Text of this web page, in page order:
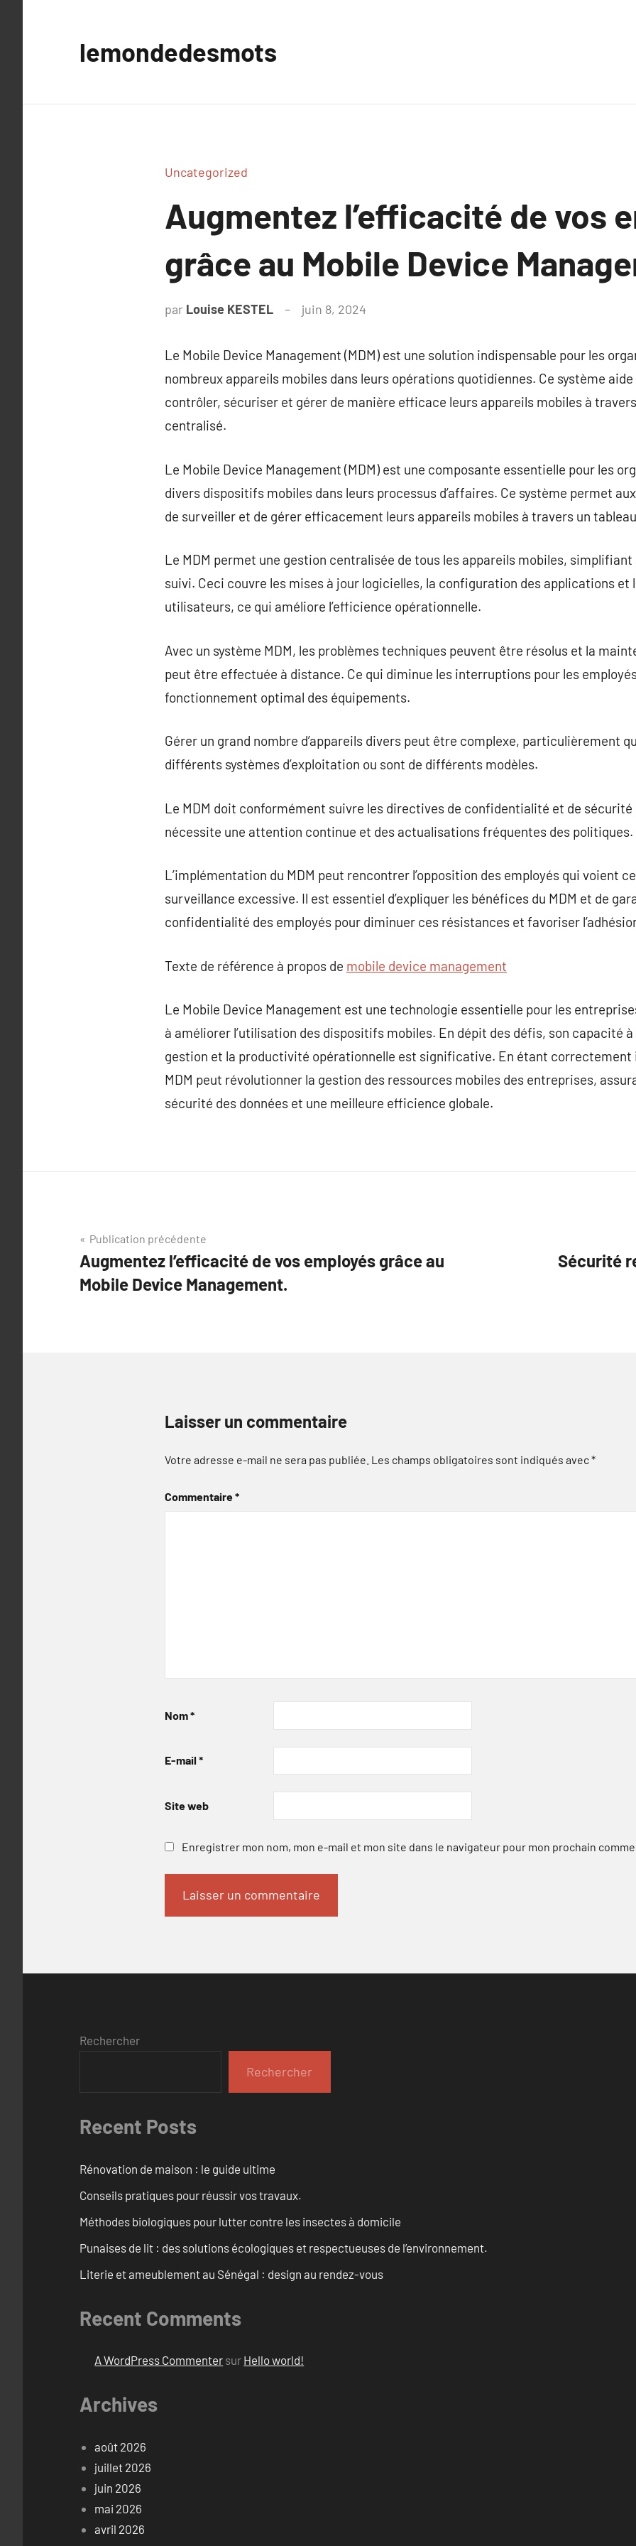
lemondedesmots
Uncategorized
Augmentez l’efficacité de vos
grâce au Mobile Device
par Louise KESTEL juin 8, 2024
Le Mobile Device Management (MDM) est une solution indispensable pour les
nombreux appareils mobiles dans leurs opérations quotidiennes. Ce système
contrôler, sécuriser et gérer de manière efficace leurs appareils mobiles à
centralisé.
Le Mobile Device Management (MDM) est une composante essentielle pour les
divers dispositifs mobiles dans leurs processus d’affaires. Ce système permet
de surveiller et de gérer efficacement leurs appareils mobiles à travers un
Le MDM permet une gestion centralisée de tous les appareils mobiles,
suivi. Ceci couvre les mises à jour logicielles, la configuration des applications et
utilisateurs, ce qui améliore l’efficience opérationnelle.
Avec un système MDM, les problèmes techniques peuvent être résolus et la
peut être effectuée à distance. Ce qui diminue les interruptions pour les
fonctionnement optimal des équipements.
Gérer un grand nombre d’appareils divers peut être complexe, particulièrement
différents systèmes d’exploitation ou sont de différents modèles.
Le MDM doit conformément suivre les directives de confidentialité et de
nécessite une attention continue et des actualisations fréquentes des politiques.
L’implémentation du MDM peut rencontrer l’opposition des employés qui voient
surveillance excessive. Il est essentiel d’expliquer les bénéfices du MDM et de
confidentialité des employés pour diminuer ces résistances et favoriser
Texte de référence à propos de mobile device management
Le Mobile Device Management est une technologie essentielle pour les
à améliorer l’utilisation des dispositifs mobiles. En dépit des défis, son capacité
gestion et la productivité opérationnelle est significative. En étant correctement
MDM peut révolutionner la gestion des ressources mobiles des entreprises,
sécurité des données et une meilleure efficience globale.
Navigation
de
l’article
Publication précédente
Augmentez l’efficacité de vos employés grâce au
Mobile Device Management.
Sécurité
Laisser un commentaire
Votre adresse e-mail ne sera pas publiée. Les champs obligatoires sont indiqués avec*
Commentaire*
Nom*
E-mail *
Site web
Enregistrer mon nom, mon e-mail et mon site dans le navigateur pour mon prochain
Rechercher
Rechercher
Recent Posts
Rénovation de maison : le guide ultime
Conseils pratiques pour réussir vos travaux.
Méthodes biologiques pour lutter contre les insectes à domicile
Punaises de lit : des solutions écologiques et respectueuses de l’environnement.
Literie et ameublement au Sénégal : design au rendez-vous
Recent Comments
A WordPress Commenter sur Hello world!
Archives
août 2026
juillet 2026
juin 2026
mai 2026
avril 2026